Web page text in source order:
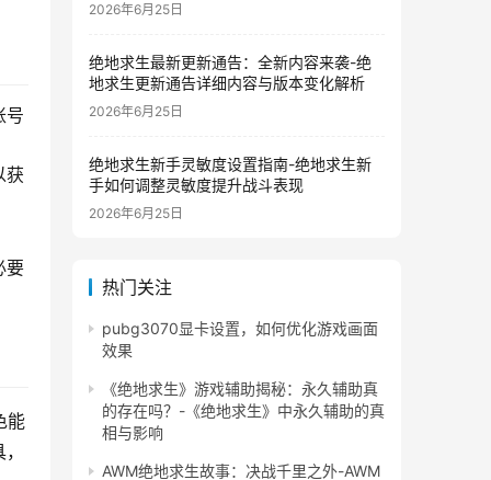
号
获
要
能
2026年6月25日
绝地求生最新更新通告：全新内容来袭-绝
地求生更新通告详细内容与版本变化解析
2026年6月25日
绝地求生新手灵敏度设置指南-绝地求生新
手如何调整灵敏度提升战斗表现
2026年6月25日
热门关注
pubg3070显卡设置，如何优化游戏画面
效果
《绝地求生》游戏辅助揭秘：永久辅助真
的存在吗？-《绝地求生》中永久辅助的真
相与影响
AWM绝地求生故事：决战千里之外-AWM